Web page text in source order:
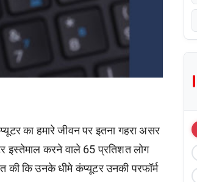
का हमारे जीवन पर इतना गहरा असर
इस्तेमाल करने वाले 65 प्रतिशत लोग
की कि उनके धीमे कंप्यूटर उनकी परफॉर्म